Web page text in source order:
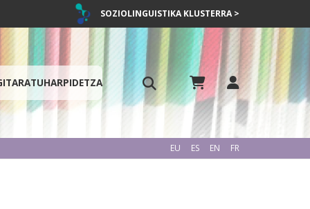
SOZIOLINGUISTIKA KLUSTERRA >
HARPIDETZA
EU ES EN FR